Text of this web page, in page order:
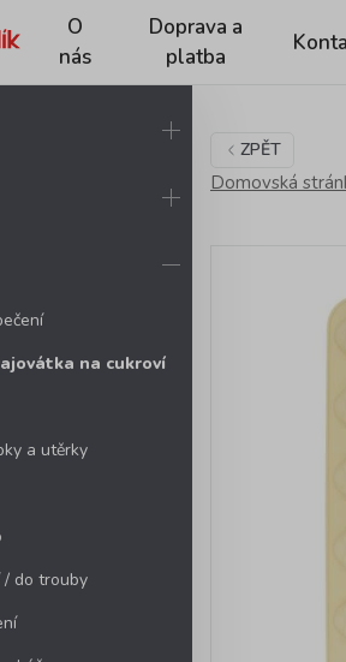
O
nás
Doprava a
platba
na cukroví
a utěrky
/ do trouby
ZPĚT
Domovská